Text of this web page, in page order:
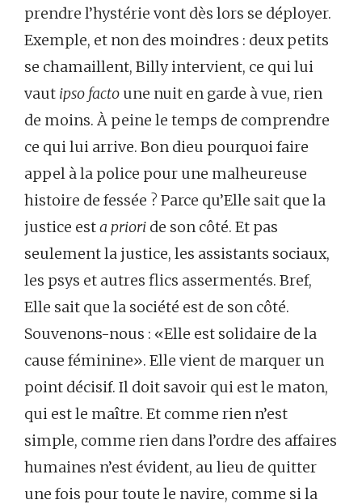
prendre l’hystérie vont dès lors se déployer.
Exemple, et non des moindres : deux petits
se chamaillent, Billy intervient, ce qui lui
vaut ipso facto une nuit en garde à vue, rien
de moins. À peine le temps de comprendre
ce qui lui arrive. Bon dieu pourquoi faire
appel à la police pour une malheureuse
histoire de fessée ? Parce qu’Elle sait que la
justice esta priori de son côté. Et pas
seulement la justice, les assistants sociaux,
les psys et autres flics assermentés. Bref,
Elle sait que la société est de son côté.
Souvenons-nous : «Elle est solidaire de la
cause féminine». Elle vient de marquer un
point décisif. Il doit savoir qui est le maton,
qui est le maître. Et comme rien n’est
simple, comme rien dans l’ordre des affaires
humaines n’est évident, au lieu de quitter
une fois pour toute le navire, comme si la